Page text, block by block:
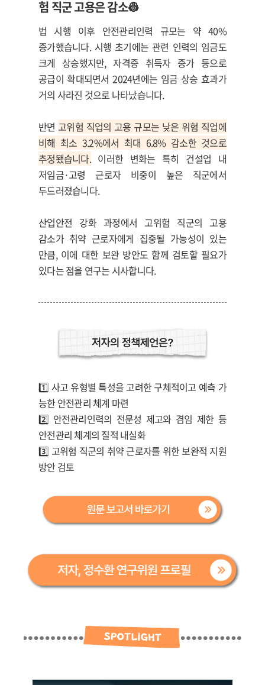
험 직군 고용은 감소👷
법 시행 이후 안전관리인력 규모는 약 40%
증가했습니다. 시행 초기에는 관련 인력의 임금도
크게 상승했지만, 자격증 취득자 증가 등으로
공급이 확대되면서 2024년에는 임금 상승 효과가
거의 사라진 것으로 나타났습니다.
반면 고위험 직업의 고용 규모는 낮은 위험 직업에
비해 최소 3.2%에서 최대 6.8% 감소한 것으로
추정됐습니다.이러한 변화는 특히 건설업 내
저임금·고령 근로자 비중이 높은 직군에서
두드러졌습니다.
산업안전 강화 과정에서 고위험 직군의 고용
감소가 취약 근로자에게 집중될 가능성이 있는
만큼, 이에 대한 보완 방안도 함께 검토할 필요가
있다는 점을 연구는 시사합니다.
1️⃣ 사고 유형별 특성을 고려한 구체적이고 예측 가
능한 안전관리 체계 마련
2️⃣ 안전관리인력의 전문성 제고와 겸임 제한 등
안전관리 체계의 질적 내실화
3️⃣ 고위험 직군의 취약 근로자를 위한 보완적 지원
방안 검토